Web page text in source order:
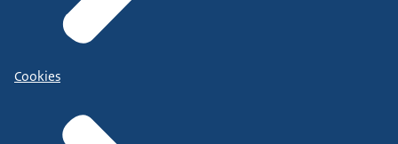
Cookies